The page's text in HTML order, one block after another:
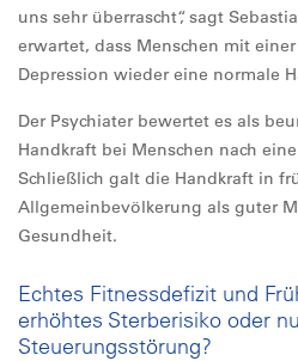
uns sehr überrascht“, sagt
erwartet, dass Menschen mit
Depression wieder eine normale
Der Psychiater bewertet es als
Handkraft bei Menschen nach
Schließlich galt die Handkraft in
Allgemeinbevölkerung als guter
Gesundheit.
Echtes Fitnessdefizit und
erhöhtes Sterberisiko oder
Steuerungsstörung?